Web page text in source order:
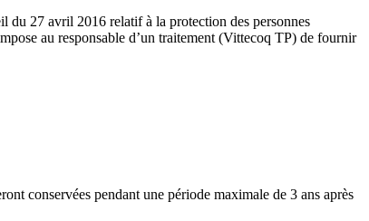
du 27 avril 2016 relatif à la protection des personnes
au responsable d’un traitement (Vittecoq TP) de fournir
conservées pendant une période maximale de 3 ans après